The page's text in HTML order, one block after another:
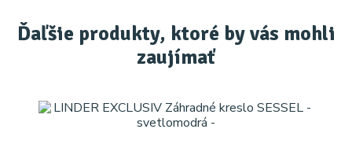
Ďaľšie produkty, ktoré by vás mohli
zaujímať